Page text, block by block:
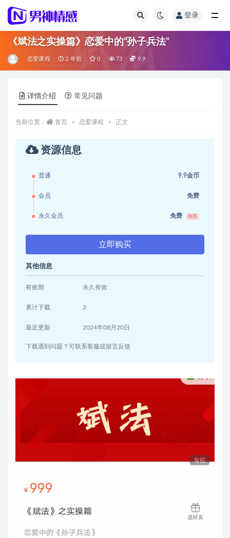
登录
《斌法之实操篇》恋爱中的“孙子兵法”
恋爱课程 2 年前 0 73 9.9
详情介绍 常见问题
当前位置： 首页 恋爱课程 正文
资源信息
普通 9.9金币
会员 免费
永久会员 免费 推荐
立即购买
其他信息
有效期 永久有效
累计下载 2
最近更新 2024年08月20日
下载遇到问题？可联系客服或留言反馈